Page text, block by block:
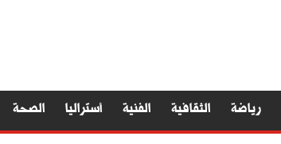
رياضة الثقافية الفنية أستراليا الصحة